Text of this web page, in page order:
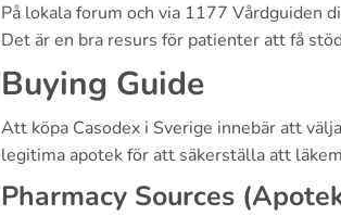
På lokala forum och via 1177 Vårdguiden
Det är en bra resurs för patienter att få
Buying Guide
Att köpa Casodex i Sverige innebär att
legitima apotek för att säkerställa att
Pharmacy Sources